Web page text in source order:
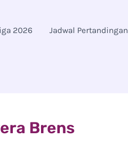
2026 Jadwal Pertandingan
Brens